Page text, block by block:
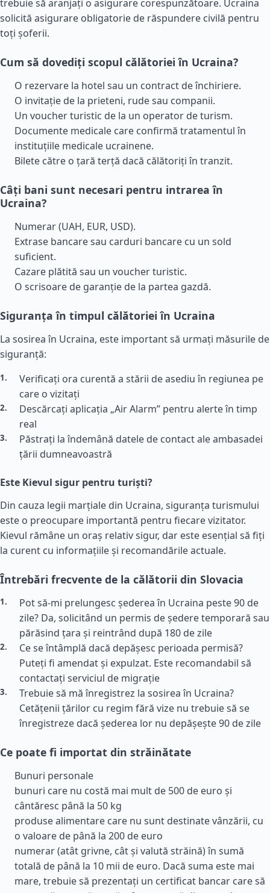
trebuie să aranjați o asigurare corespunzătoare. Ucraina
solicită asigurare obligatorie de răspundere civilă pentru
toți șoferii.
Cum să dovediți scopul călătoriei în Ucraina?
O rezervare la hotel sau un contract de închiriere.
O invitație de la prieteni, rude sau companii.
Un voucher turistic de la un operator de turism.
Documente medicale care confirmă tratamentul în
instituțiile medicale ucrainene.
Bilete către o țară terță dacă călătoriți în tranzit.
Câți bani sunt necesari pentru intrarea în
Ucraina?
Numerar (UAH, EUR, USD).
Extrase bancare sau carduri bancare cu un sold
suficient.
Cazare plătită sau un voucher turistic.
O scrisoare de garanție de la partea gazdă.
Siguranța în timpul călătoriei în Ucraina
La sosirea în Ucraina, este important să urmați măsurile de
siguranță:
Verificați ora curentă a stării de asediu în regiunea pe
care o vizitați
Descărcați aplicația „Air Alarm” pentru alerte în timp
real
Păstrați la îndemână datele de contact ale ambasadei
țării dumneavoastră
Este Kievul sigur pentru turiști?
Din cauza legii marțiale din Ucraina, siguranța turismului
este o preocupare importantă pentru fiecare vizitator.
Kievul rămâne un oraș relativ sigur, dar este esențial să fiți
la curent cu informațiile și recomandările actuale.
Întrebări frecvente de la călătorii din Slovacia
Pot să-mi prelungesc șederea în Ucraina peste 90 de
zile? Da, solicitând un permis de ședere temporară sau
părăsind țara și reintrând după 180 de zile
Ce se întâmplă dacă depășesc perioada permisă?
Puteți fi amendat și expulzat. Este recomandabil să
contactați serviciul de migrație
Trebuie să mă înregistrez la sosirea în Ucraina?
Cetățenii țărilor cu regim fără vize nu trebuie să se
înregistreze dacă șederea lor nu depășește 90 de zile
Ce poate fi importat din străinătate
Bunuri personale
bunuri care nu costă mai mult de 500 de euro și
cântăresc până la 50 kg
produse alimentare care nu sunt destinate vânzării, cu
o valoare de până la 200 de euro
numerar (atât grivne, cât și valută străină) în sumă
totală de până la 10 mii de euro. Dacă suma este mai
mare, trebuie să prezentați un certificat bancar care să